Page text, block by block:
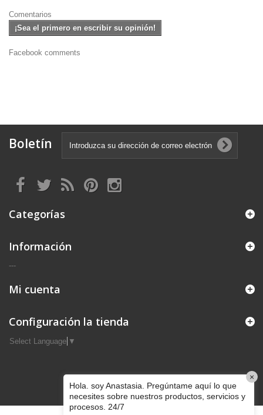
Comentarios
¡Sea el primero en escribir su opinión!
Facebook comments
Boletín
Categorías
Información
---
Mi cuenta
Configuración la tienda
Select Language ▼